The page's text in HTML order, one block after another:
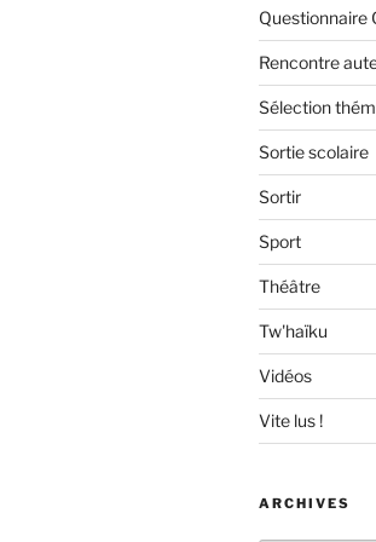
Questionnaire
Rencontre
Sélection
Sortie scolaire
Sortir
Sport
Théâtre
Tw'haïku
Vidéos
Vite lus !
ARCHIVES